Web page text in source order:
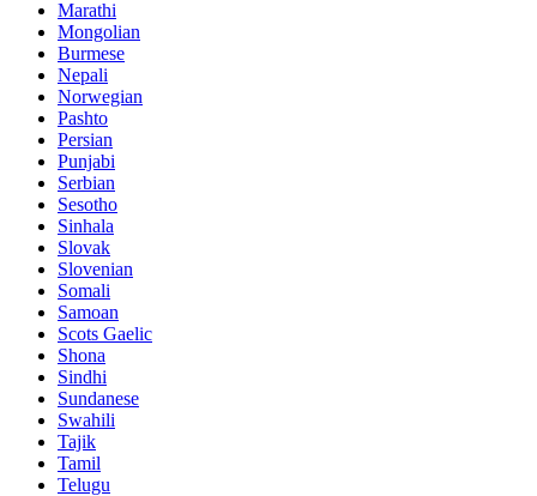
Marathi
Mongolian
Burmese
Nepali
Norwegian
Pashto
Persian
Punjabi
Serbian
Sesotho
Sinhala
Slovak
Slovenian
Somali
Samoan
Scots Gaelic
Shona
Sindhi
Sundanese
Swahili
Tajik
Tamil
Telugu